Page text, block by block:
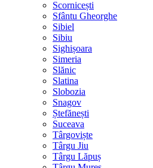
Scornicești
Sfântu Gheorghe
Sibiel
Sibiu
Sighișoara
Simeria
Slănic
Slatina
Slobozia
Snagov
Ștefănești
Suceava
Târgoviște
Târgu Jiu
Târgu Lăpuș